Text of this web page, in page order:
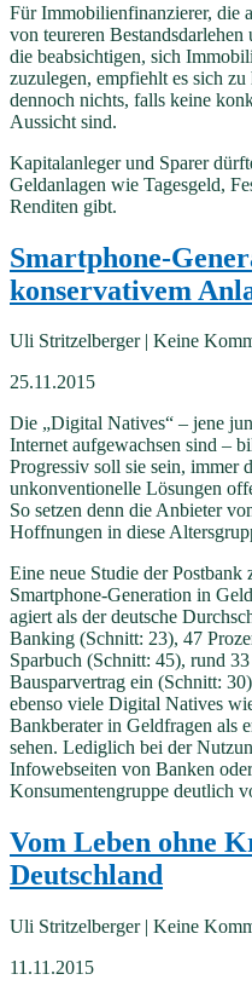
Für Immobilienfinanzierer, die
von teureren
die beabsichtigen, sich
zuzulegen, empfiehlt es sich
dennoch nichts, falls keine
Aussicht sind.
Kapitalanleger und Sparer
Geldanlagen wie Tagesgeld,
Renditen gibt.
Smartphone-
konservativem
Uli Stritzelberger | Keine
25.11.2015
Die „Digital Natives“ – jene
Internet aufgewachsen sind –
Progressiv soll sie sein, immer
unkonventionelle Lösungen
So setzen denn die Anbieter
Hoffnungen in diese
Eine neue Studie der Postbank
Smartphone-Generation in
agiert als der deutsche
Banking (Schnitt: 23), 47
Sparbuch (Schnitt: 45), rund
Bausparvertrag ein (Schnitt:
ebenso viele Digital Natives
Bankberater in Geldfragen als
sehen. Lediglich bei der
Infowebseiten von Banken
Konsumentengruppe deutlich
Vom Leben ohne
Deutschland
Uli Stritzelberger | Keine
11.11.2015